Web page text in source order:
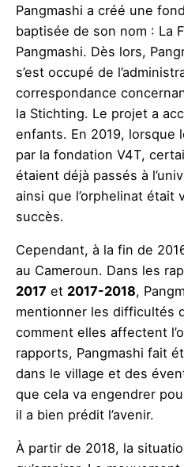
Pangmashi a créé une
baptisée de son nom : La
Pangmashi. Dès lors,
s’est occupé de
correspondance
la Stichting. Le projet a
enfants. En 2019, lorsque
par la fondation V4T,
étaient déjà passés à
ainsi que l’orphelinat était
succès.
Cependant, à la fin de
au Cameroun. Dans les
2017 et 2017-2018,
mentionner les difficultés
comment elles affectent
rapports, Pangmashi fait
dans le village et des
que cela va engendrer
il a bien prédit l’avenir.
À partir de 2018, la